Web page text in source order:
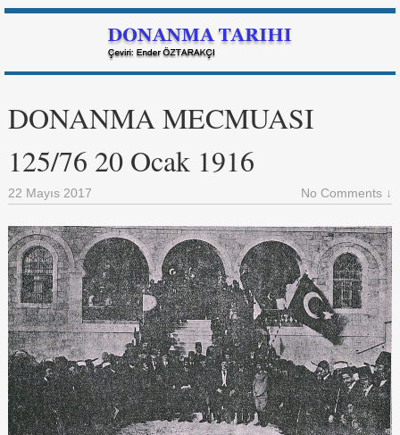
DONANMA MECMUASI
125/76 20 Ocak 1916
22 Mayıs 2017 No Comments ↓